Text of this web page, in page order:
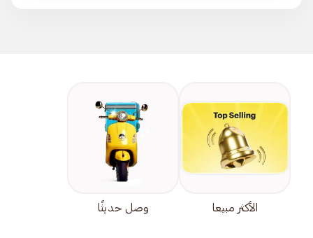
الأكثر مبيعا وصل حديثًا